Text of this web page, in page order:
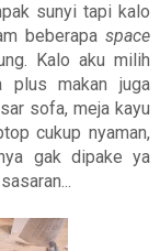
sunyi tapi kalo
beberapaspace
Kalo aku milih
plus makan juga
sofa, meja kayu
cukup nyaman,
gak dipake ya